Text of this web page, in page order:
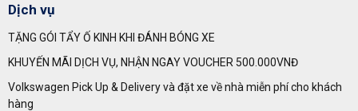
Dịch vụ
TẶNG GÓI TẨY Ố KINH KHI ĐÁNH BÓNG XE
KHUYẾN MÃI DỊCH VỤ, NHẬN NGAY VOUCHER 500.000VNĐ
Volkswagen Pick Up & Delivery và đặt xe về nhà miễn phí cho khách
hàng